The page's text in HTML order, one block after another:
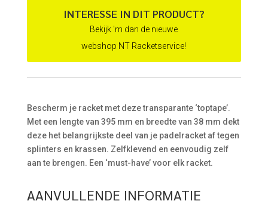
INTERESSE IN DIT PRODUCT?
Bekijk 'm dan de nieuwe
webshop NT Racketservice!
Bescherm je racket met deze transparante ‘toptape’.
Met een lengte van 395 mm en breedte van 38 mm dekt
deze het belangrijkste deel van je padelracket af tegen
splinters en krassen. Zelfklevend en eenvoudig zelf
aan te brengen. Een ‘must-have’ voor elk racket.
AANVULLENDE INFORMATIE